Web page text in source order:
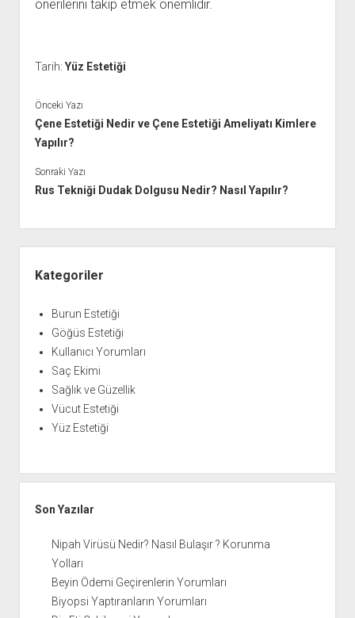
önerilerini takip etmek önemlidir.
Tarih: Yüz Estetiği
Önceki Yazı
Çene Estetiği Nedir ve Çene Estetiği Ameliyatı Kimlere
Yapılır?
Sonraki Yazı
Rus Tekniği Dudak Dolgusu Nedir? Nasıl Yapılır?
Menü
Kategoriler
Burun Estetiği
Göğüs Estetiği
Kullanıcı Yorumları
Saç Ekimi
Sağlık ve Güzellik
Vücut Estetiği
Yüz Estetiği
Son Yazılar
Nipah Virüsü Nedir? Nasıl Bulaşır ? Korunma
Yolları
Beyin Ödemi Geçirenlerin Yorumları
Biyopsi Yaptıranların Yorumları